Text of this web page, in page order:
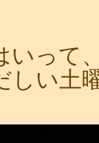
いって
しい土